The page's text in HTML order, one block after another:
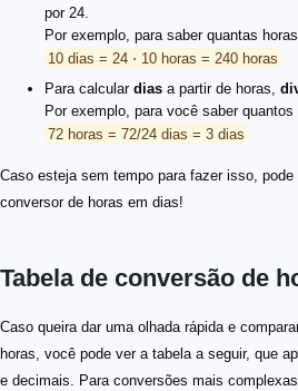
por 24.
Por exemplo, para saber quantas
10 dias = 24 ⋅ 10 horas = 240 horas
Para calcular dias a partir de horas,
Por exemplo, para você saber
72 horas = 72/24 dias = 3 dias
Caso esteja sem tempo para fazer isso,
conversor de horas em dias!
Tabela de conversão de
Caso queira dar uma olhada rápida e
horas, você pode ver a tabela a seguir, que
e decimais. Para conversões mais